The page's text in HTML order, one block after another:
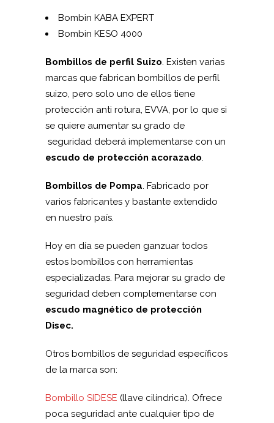
Bombin KABA EXPERT
Bombin KESO 4000
Bombillos de perfil Suizo. Existen varias
marcas que fabrican bombillos de perfil
suizo, pero solo uno de ellos tiene
protección anti rotura, EVVA, por lo que si
se quiere aumentar su grado de
seguridad deberá implementarse con un
escudo de protección acorazado.
Bombillos de Pompa. Fabricado por
varios fabricantes y bastante extendido
en nuestro país.
Hoy en día se pueden ganzuar todos
estos bombillos con herramientas
especializadas. Para mejorar su grado de
seguridad deben complementarse con
escudo magnético de protección
Disec.
Otros bombillos de seguridad específicos
de la marca son:
Bombillo SIDESE (llave cilíndrica). Ofrece
poca seguridad ante cualquier tipo de